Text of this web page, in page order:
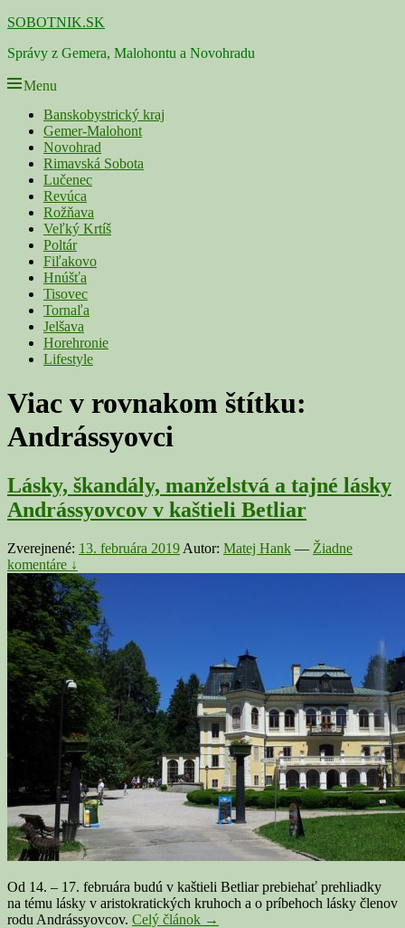
Skip
content
SOBOTNIK.SK
Správy z Gemera, Malohontu a Novohradu
Menu
Primárne
menu
Banskobystrický kraj
Gemer-Malohont
Novohrad
Rimavská Sobota
Lučenec
Revúca
Rožňava
Veľký Krtíš
Poltár
Fiľakovo
Hnúšťa
Tisovec
Tornaľa
Jelšava
Horehronie
Lifestyle
Viac v rovnakom štítku:
Andrássyovci
Lásky, škandály, manželstvá a tajné lásky
Andrássyovcov v kaštieli Betliar
Zverejnené: 13. februára 2019 Autor: Matej Hank — Žiadne
komentáre ↓
Od 14. – 17. februára budú v kaštieli Betliar prebiehať prehliadky
na tému lásky v aristokratických kruhoch a o príbehoch lásky členov
rodu Andrássyovcov. Celý článok Lásky,
→